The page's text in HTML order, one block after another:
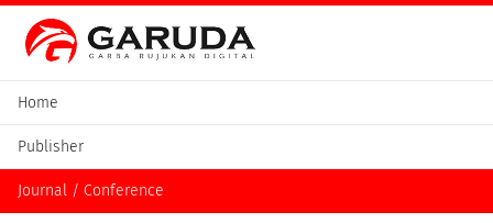
Home
Publisher
Journal / Conference